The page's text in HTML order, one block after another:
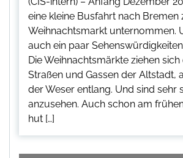
eine kleine Busfahrt nach Bremen
Weihnachtsmarkt unternommen.
auch ein paar
Die Weihnachtsmärkte ziehen
Straßen und Gassen der Altstadt,
der Weser entlang. Und sind sehr
anzusehen. Auch schon am
hut […]